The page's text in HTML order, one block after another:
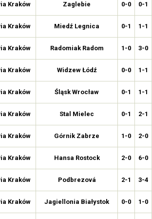
Kraków Zaglebie 0-0 0-1
Kraków Miedź Legnica 0-1 1-1
Kraków Radomiak Radom 1-0 3-0
Kraków Widzew Łódź 0-0 1-1
Kraków Śląsk Wrocław 0-1 1-1
Kraków Stal Mielec 0-1 2-1
Kraków Górnik Zabrze 1-0 2-0
Kraków Hansa Rostock 2-0 6-0
Kraków Podbrezová 2-1 3-4
Kraków Jagiellonia Białystok 0-0 1-0